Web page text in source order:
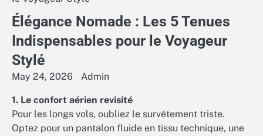
Élégance Nomade : Les 5 Tenues
Indispensables pour le Voyageur
Stylé
May 24, 2026 Admin
1. Le confort aérien revisité
Pour les longs vols, oubliez le survêtement triste.
Optez pour un pantalon fluide en tissu technique, une